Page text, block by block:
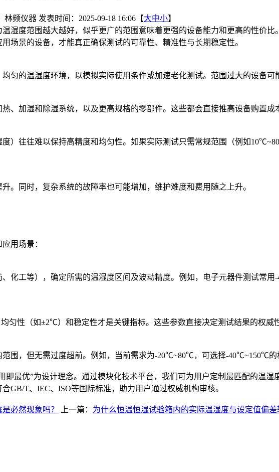
林频仪器 发表时间：2025-09-18 16:06【大中小】
湿度范围越大越好，似乎更广的范围意味着更强的设备能力和更高的性价
场景的设备，才能真正确保测试的可靠性、精准性与长期稳定性。
匀的温湿度环境，以模拟实际使用条件或加速老化测试。范围过大的设备可
、加湿和除湿系统，以及更高规格的零部件。这些都会直接推高设备购置
）往往难以保持高精度和均匀性。如果实际测试只需常规范围（例如
。同时，复杂系统的故障率也可能增加，维护难度和费用随之上升。
用场景：
化工等），确定所需的温湿度区间及波动精度。例如，电子元器件测试常
匀性（如±2℃）和稳定性才是关键指标。这些参数直接决定测试结果的权威
范围，但无需过度超前。例如，当前需求为-20℃~80℃，可选择-40℃~150℃
即最优”为设计理念。通过模块化技术平台，我们可为用户定制最匹配的温
GB/T、IEC、ISO等国际标准，助力用户通过权威机构审核。
必然现象吗？ 上一篇： 为什么恒温恒湿试验箱内的实际温湿度与设定值偏差